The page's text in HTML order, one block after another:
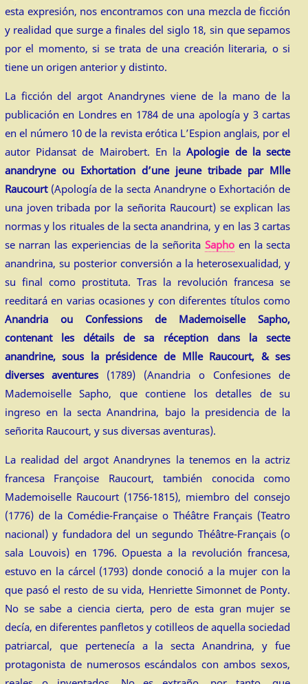
esta expresión, nos encontramos con una mezcla de ficción
y realidad que surge a finales del siglo 18, sin que sepamos
por el momento, si se trata de una creación literaria, o si
tiene un origen anterior y distinto.
La ficción del argot Anandrynes viene de la mano de la
publicación en Londres en 1784 de una apología y 3 cartas
en el número 10 de la revista erótica L’Espion anglais, por el
autor Pidansat de Mairobert. En laApologie de la secte
anandryne ou Exhortation d’une jeune tribade par Mlle
Raucourt(Apología de la secta Anandryne o Exhortación de
una joven tribada por la señorita Raucourt) se explican las
normas y los rituales de la secta anandrina, y en las 3 cartas
se narran las experiencias de la señoritaSapho en la secta
anandrina, su posterior conversión a la heterosexualidad, y
su final como prostituta. Tras la revolución francesa se
reeditará en varias ocasiones y con diferentes títulos como
Anandria ou Confessions de Mademoiselle Sapho,
contenant les détails de sa réception dans la secte
anandrine, sous la présidence de Mlle Raucourt, & ses
diverses aventures (1789) (Anandria o Confesiones de
Mademoiselle Sapho, que contiene los detalles de su
ingreso en la secta Anandrina, bajo la presidencia de la
señorita Raucourt, y sus diversas aventuras).
La realidad del argot Anandrynes la tenemos en la actriz
francesa Françoise Raucourt, también conocida como
Mademoiselle Raucourt (1756​-1815), miembro del consejo
(1776) de la Comédie-Française o Théâtre Français (Teatro
nacional) y fundadora del un segundo Théâtre-Français (o
sala Louvois) en 1796. Opuesta a la revolución francesa,
estuvo en la cárcel (1793) donde conoció a la mujer con la
que pasó el resto de su vida, Henriette Simonnet de Ponty.
No se sabe a ciencia cierta, pero de esta gran mujer se
decía, en diferentes panfletos y cotilleos de aquella sociedad
patriarcal, que pertenecía a la secta Anandrina, y fue
protagonista de numerosos escándalos con ambos sexos,